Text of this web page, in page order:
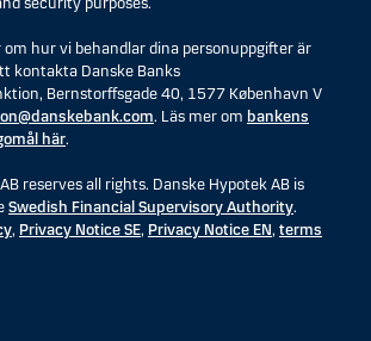
om hur vi behandlar dina personuppgifter är
kontakta Danske Banks
Bernstorffsgade 40, 1577 København V
. Läs mer om bankens
här.
reserves all rights. Danske Hypotek AB is
Swedish Financial Supervisory Authority.
, Privacy Notice SE, Privacy Notice EN, terms